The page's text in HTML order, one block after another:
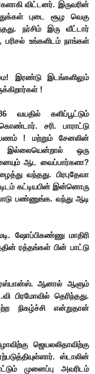
விட்டனர். இருவரின்
புடை சூழ வெகு
நர்சிம் இரு வீட்டார்
பரிசல் உங்களிடம் நாங்கள்
இரண்டு இடங்களிலும்
!
வயதில் களிப்பூட்டும்
சரி. பாராட்டு
பணம் ! மற்றும் சேனலின்
இல்லையென்றால் ஒரு
ஆட வைப்பார்களா?
வந்தது. பிரபுதேவா
கட்டியபின் இன்னொரு
பண்ணுங்க. வந்து ஆடி
ஷோப்பிகண்ணு மாதிரி
ரத்தங்கள் பின் பாட்டு
ரெஸ்பான்ஸ். ஆனால் ஆளும்
பிரமோவில் தெரிந்தது.
நிகழ்ச்சி என்றுதான்
ஜெயலலிதாவிற்கு
ஸ்டாலின்
முனைப்பு அவரிடம்